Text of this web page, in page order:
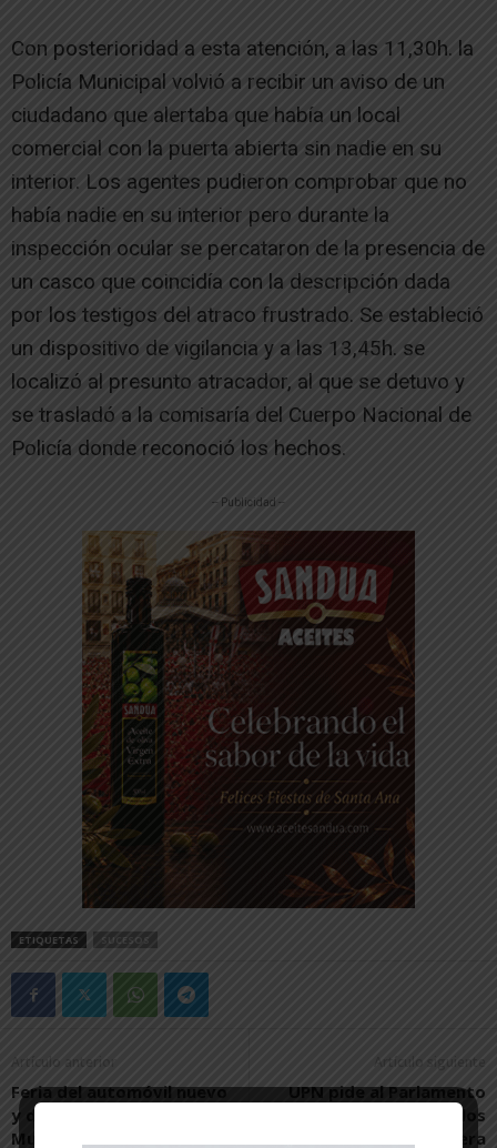
Con posterioridad a esta atención, a las 11,30h. la
Policía Municipal volvió a recibir un aviso de un
ciudadano que alertaba que había un local
comercial con la puerta abierta sin nadie en su
interior. Los agentes pudieron comprobar que no
había nadie en su interior pero durante la
inspección ocular se percataron de la presencia de
un casco que coincidía con la descripción dada
por los testigos del atraco frustrado. Se estableció
un dispositivo de vigilancia y a las 13,45h. se
localizó al presunto atracador, al que se detuvo y
se trasladó a la comisaría del Cuerpo Nacional de
Policía donde reconoció los hechos.
-- Publicidad --
ETIQUETAS SUCESOS
Artículo anterior
Feria del automóvil nuevo
y de ocasión en
Mundomóvil
Artículo siguiente
UPN pide al Parlamento
Foral apoyo para los
regantes de la Ribera